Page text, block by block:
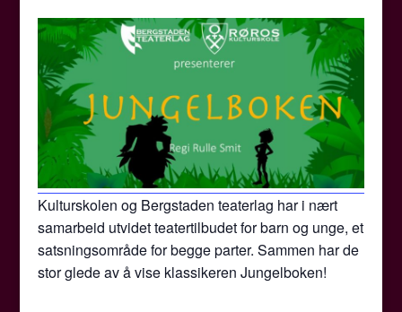
Kulturskolen og Bergstaden teaterlag har i nært
samarbeid utvidet teatertilbudet for barn og unge, et
satsningsområde for begge parter. Sammen har de
stor glede av å vise klassikeren Jungelboken!